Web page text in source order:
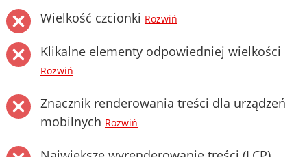
Wielkość czcionki Rozwiń
Klikalne elementy odpowiedniej wielkości
Rozwiń
Znacznik renderowania treści dla urządzeń
mobilnych Rozwiń